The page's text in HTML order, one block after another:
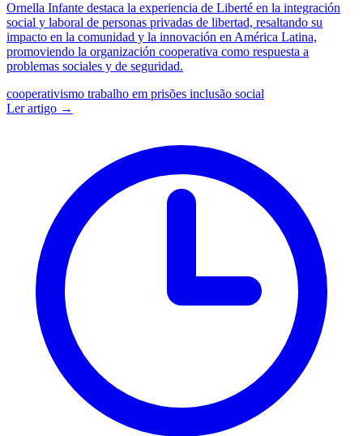
Ornella Infante destaca la experiencia de Liberté en la integración
social y laboral de personas privadas de libertad, resaltando su
impacto en la comunidad y la innovación en América Latina,
promoviendo la organización cooperativa como respuesta a
problemas sociales y de seguridad.
cooperativismo trabalho em prisões inclusão social
Ler artigo →